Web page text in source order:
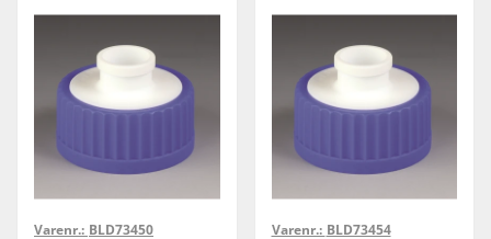
Varenr.: BLD73450 Varenr.: BLD73454